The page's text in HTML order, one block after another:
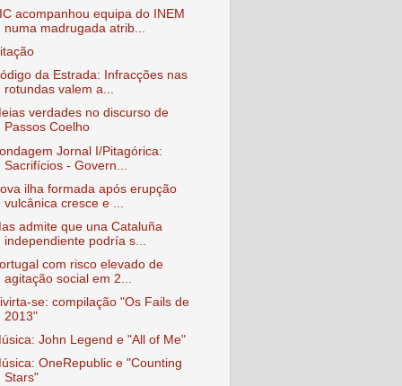
acompanhou equipa do INEM
numa madrugada atrib...
da Estrada: Infracções nas
rotundas valem a...
verdades no discurso de
Passos Coelho
Jornal I/Pitagórica:
Sacrifícios - Govern...
ilha formada após erupção
vulcânica cresce e ...
admite que una Cataluña
independiente podría s...
com risco elevado de
agitação social em 2...
se: compilação "Os Fails de
2013"
John Legend e "All of Me"
OneRepublic e "Counting
Stars"